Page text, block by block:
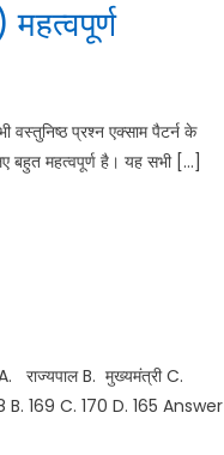
प्रश्न एक्साम पैटर्न के
बहुत महत्वपूर्ण है। यह सभी […]
राज्यपाल B. मुख्यमंत्री C.
B. 169 C. 170 D. 165 Answer